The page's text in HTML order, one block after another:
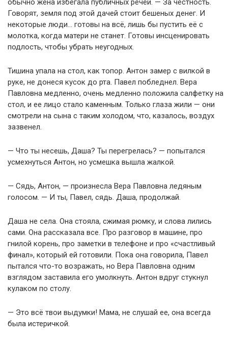
обычно жена избегала публичных речей. — За честность.
Говорят, земля под этой дачей стоит бешеных денег. И
некоторые люди… готовы на всё, лишь бы пустить её с
молотка, когда матери не станет. Готовы инсценировать
подлость, чтобы убрать неугодных.
Тишина упала на стол, как топор. Антон замер с вилкой в
руке, не донеся кусок до рта. Павел побледнел. Вера
Павловна медленно, очень медленно положила салфетку на
стол, и ее лицо стало каменным. Только глаза жили — они
смотрели на сына с таким холодом, что, казалось, воздух
зазвенел.
— Что ты несешь, Даша? Ты перегрелась? — попытался
усмехнуться Антон, но усмешка вышла жалкой.
— Сядь, Антон, — произнесла Вера Павловна ледяным
голосом. — И ты, Павел, сядь. Даша, продолжай.
Даша не села. Она стояла, сжимая рюмку, и слова лились
сами. Она рассказала все. Про разговор в машине, про
гнилой корень, про заметки в телефоне и про «счастливый
финал», который ей готовили. Пока она говорила, Павел
пытался что-то возражать, но Вера Павловна одним
взглядом заставила его умолкнуть. Антон вдруг стукнул
кулаком по столу.
— Это всё твои выдумки! Мама, не слушай ее, она всегда
была истеричкой.